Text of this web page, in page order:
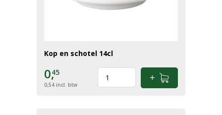
Kop en schotel 14cl
0,45
0,54 incl. btw